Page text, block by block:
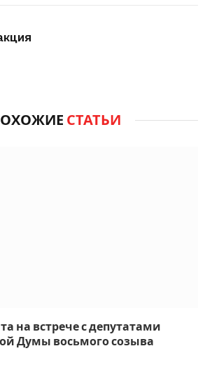
СТАТЬИ
на встрече с депутатами
Думы восьмого созыва